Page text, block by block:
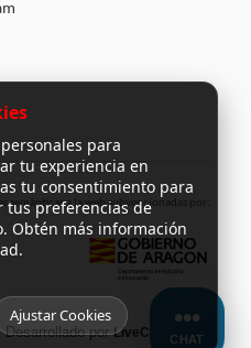
a la web subvencionadas por:
Desarrollado porLiveCommerce
para
tu experiencia en
tu consentimiento para
tus preferencias de
Obtén más información
Ajustar Cookies